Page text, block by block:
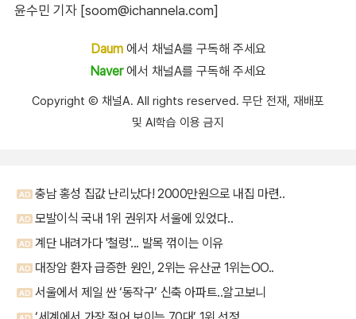
윤수민 기자 [soom@ichannela.com]
Daum에서 채널A를 구독해 주세요
Naver에서 채널A를 구독해 주세요
Copyright Ⓒ 채널A. All rights reserved. 무단 전재, 재배포
및 AI학습 이용 금지